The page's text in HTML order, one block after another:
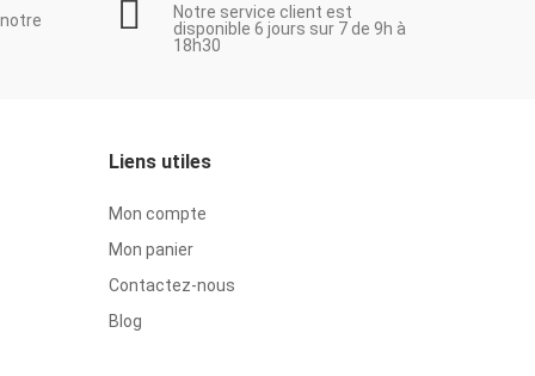
Notre service client est
disponible 6 jours sur 7 de 9h à
18h30
Liens utiles
Mon compte
Mon panier
Contactez-nous
Blog